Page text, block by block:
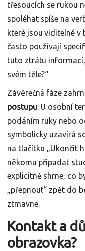
třesoucích se rukou
spoléhat spíše na
které jsou viditelné v
často používají
tuto ztrátu
svém těle?“
Závěrečná fáze
postupu. U osobní
podáním ruky nebo
symbolicky uzavírá
na tlačítko „Ukončit
někomu připadat
explicitně shrne, co
„přepnout“ zpět do
ztmavne.
Kontakt a
obrazovka?